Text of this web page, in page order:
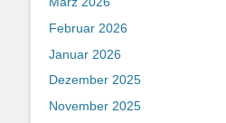
Februar 2026
Januar 2026
Dezember 2025
November 2025